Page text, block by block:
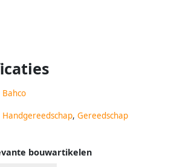
Bahco
Handgereedschap, Gereedschap
bouwartikelen